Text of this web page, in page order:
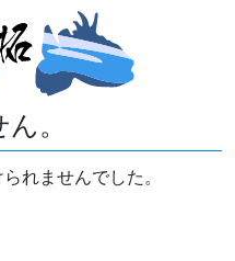
。
れませんでした。